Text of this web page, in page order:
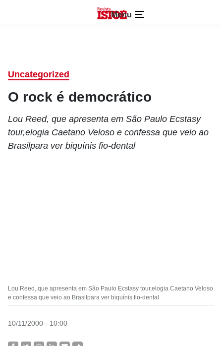
Menu
Uncategorized
O rock é democrático
Lou Reed, que apresenta em São Paulo Ecstasy
tour,elogia Caetano Veloso e confessa que veio ao
Brasilpara ver biquínis fio-dental
Lou Reed, que apresenta em São Paulo Ecstasy tour,elogia Caetano Veloso
e confessa que veio ao Brasilpara ver biquínis fio-dental
10/11/2000 - 10:00